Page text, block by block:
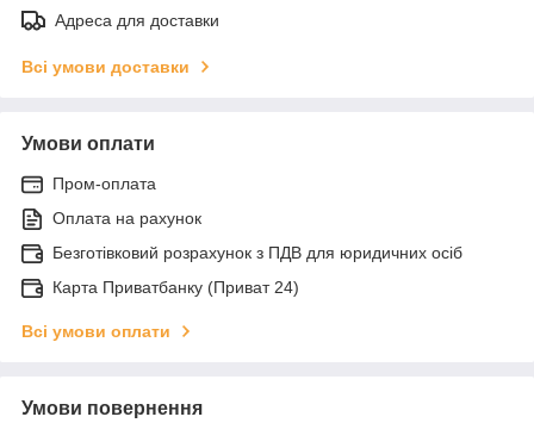
Адреса для доставки
Всі умови доставки
Умови оплати
Пром-оплата
Оплата на рахунок
Безготівковий розрахунок з ПДВ для юридичних осіб
Карта Приватбанку (Приват 24)
Всі умови оплати
Умови повернення